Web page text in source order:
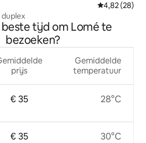
Gemiddelde
4,82 (28)
duplex
beste tijd om Lomé te
bezoeken?
prijs
€ 35
€ 35
Gemiddelde
temperatuur
28°C
30°C